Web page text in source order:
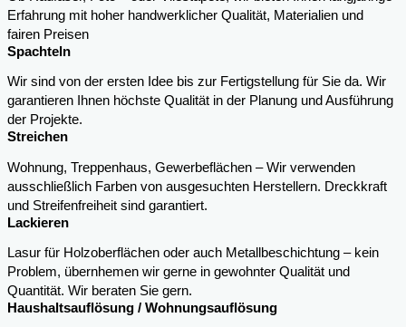
Erfahrung mit hoher handwerklicher Qualität, Materialien und
fairen Preisen
Spachteln
Wir sind von der ersten Idee bis zur Fertigstellung für Sie da. Wir
garantieren Ihnen höchste Qualität in der Planung und Ausführung
der Projekte.
Streichen
Wohnung, Treppenhaus, Gewerbeflächen – Wir verwenden
ausschließlich Farben von ausgesuchten Herstellern. Dreckkraft
und Streifenfreiheit sind garantiert.
Lackieren
Lasur für Holzoberflächen oder auch Metallbeschichtung – kein
Problem, übernhemen wir gerne in gewohnter Qualität und
Quantität. Wir beraten Sie gern.
Haushaltsauflösung / Wohnungsauflösung